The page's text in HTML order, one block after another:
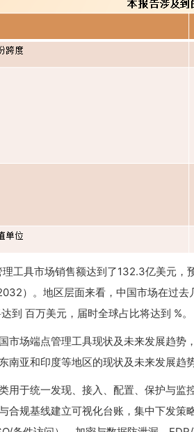
工具市场销售额达到了132.3亿美元，
）。地区层面来看，中国市场在过
到 百万美元，届时全球占比将达到 %。
市场端点管理工具现状及未来发展趋
南亚和印度等地区的现状及未来发展趋势
用于统一发现、接入、配置、保护与
合规基线建立可视化台账，集中下发